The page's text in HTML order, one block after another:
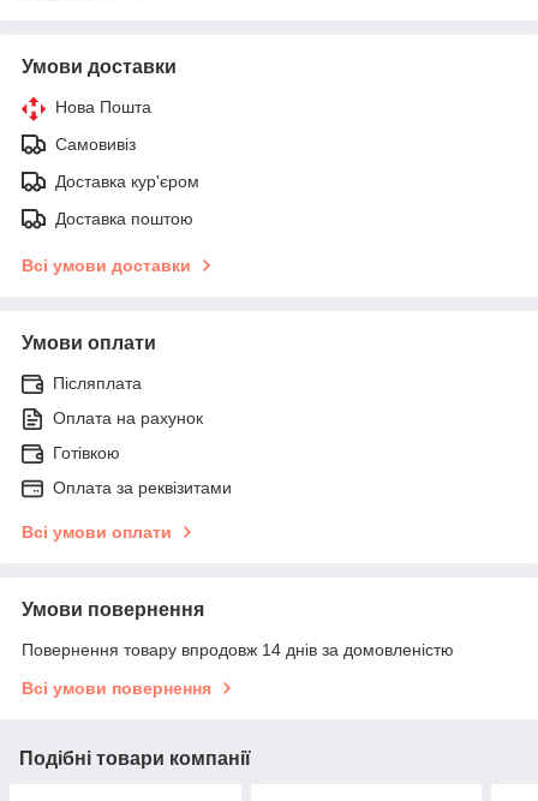
Умови доставки
Нова Пошта
Самовивіз
Доставка кур'єром
Доставка поштою
Всі умови доставки
Умови оплати
Післяплата
Оплата на рахунок
Готівкою
Оплата за реквізитами
Всі умови оплати
Умови повернення
Повернення товару впродовж 14 днів за домовленістю
Всі умови повернення
Подібні товари компанії